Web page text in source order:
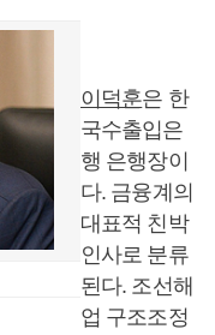
이덕훈은 한
국수출입은
행 은행장이
다. 금융계의
대표적 친박
인사로 분류
된다. 조선해
업 구조조정